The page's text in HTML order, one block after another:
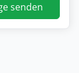
senden